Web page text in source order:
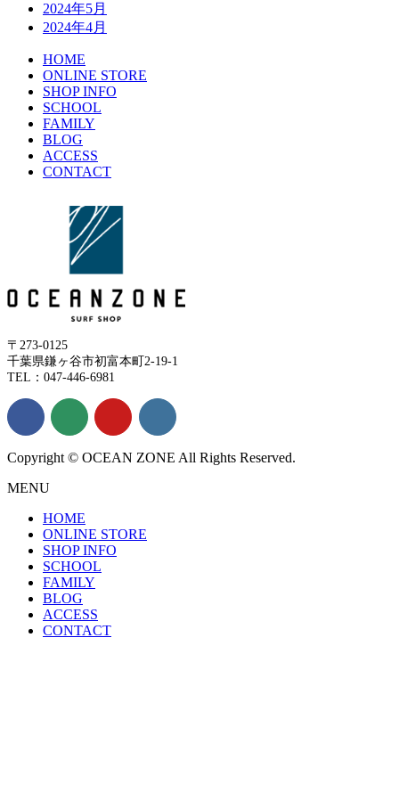
2024年5月
2024年4月
HOME
ONLINE STORE
SHOP INFO
SCHOOL
FAMILY
BLOG
ACCESS
CONTACT
〒273-0125
千葉県鎌ヶ谷市初富本町2-19-1
TEL：047-446-6981
Copyright © OCEAN ZONE All Rights Reserved.
MENU
HOME
ONLINE STORE
SHOP INFO
SCHOOL
FAMILY
BLOG
ACCESS
CONTACT